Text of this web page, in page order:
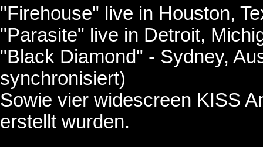
"Firehouse" live in Houston,
"Parasite" live in Detroit,
"Black Diamond" - Sydney,
synchronisiert)
Sowie vier widescreen KISS
erstellt wurden.